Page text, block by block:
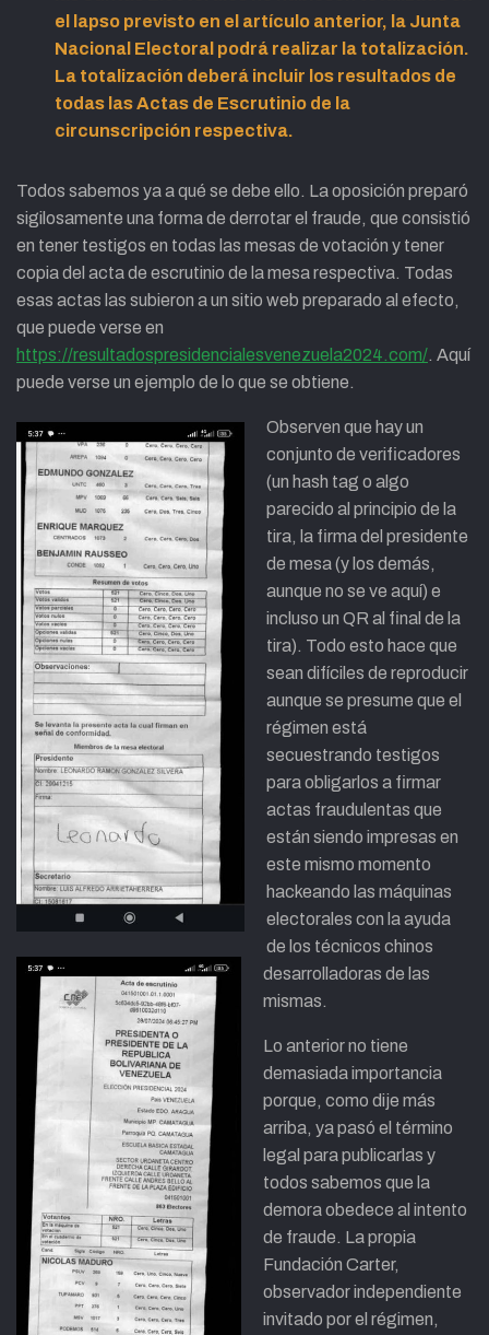
el lapso previsto en el artículo anterior, la Junta
Nacional Electoral podrá realizar la totalización.
La totalización deberá incluir los resultados de
todas las Actas de Escrutinio de la
circunscripción respectiva.
Todos sabemos ya a qué se debe ello. La oposición preparó
sigilosamente una forma de derrotar el fraude, que consistió
en tener testigos en todas las mesas de votación y tener
copia del acta de escrutinio de la mesa respectiva. Todas
esas actas las subieron a un sitio web preparado al efecto,
que puede verse en
https://resultadospresidencialesvenezuela2024.com/. Aquí
puede verse un ejemplo de lo que se obtiene.
Observen que hay un
conjunto de verificadores
(un hash tag o algo
parecido al principio de la
tira, la firma del presidente
de mesa (y los demás,
aunque no se ve aquí) e
incluso un QR al final de la
tira). Todo esto hace que
sean difíciles de reproducir
aunque se presume que el
régimen está
secuestrando testigos
para obligarlos a firmar
actas fraudulentas que
están siendo impresas en
este mismo momento
hackeando las máquinas
electorales con la ayuda
de los técnicos chinos
desarrolladoras de las
mismas.
Lo anterior no tiene
demasiada importancia
porque, como dije más
arriba, ya pasó el término
legal para publicarlas y
todos sabemos que la
demora obedece al intento
de fraude. La propia
Fundación Carter,
observador independiente
invitado por el régimen,